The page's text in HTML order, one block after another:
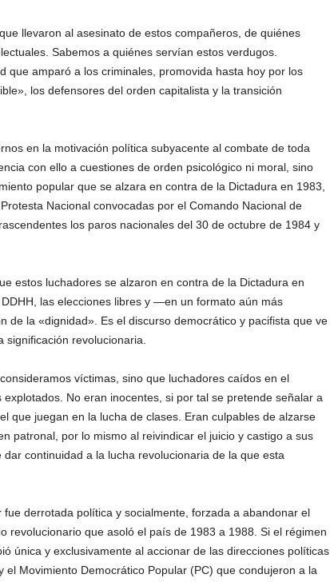
llevaron al asesinato de estos compañeros, de quiénes
Sabemos a quiénes servían estos verdugos.
que amparó a los criminales, promovida hasta hoy por los
los defensores del orden capitalista y la transición
en la motivación política subyacente al combate de toda
con ello a cuestiones de orden psicológico ni moral, sino
popular que se alzara en contra de la Dictadura en 1983,
Nacional convocadas por el Comando Nacional de
los paros nacionales del 30 de octubre de 1984 y
estos luchadores se alzaron en contra de la Dictadura en
las elecciones libres y —en un formato aún más
la «dignidad». Es el discurso democrático y pacifista que ve
revolucionaria.
víctimas, sino que luchadores caídos en el
No eran inocentes, si por tal se pretende señalar a
que juegan en la lucha de clases. Eran culpables de alzarse
patronal, por lo mismo al reivindicar el juicio y castigo a sus
continuidad a la lucha revolucionaria de la que esta
derrotada política y socialmente, forzada a abandonar el
revolucionario que asoló el país de 1983 a 1988. Si el régimen
única y exclusivamente al accionar de las direcciones políticas
el Movimiento Democrático Popular (PC) que condujeron a la